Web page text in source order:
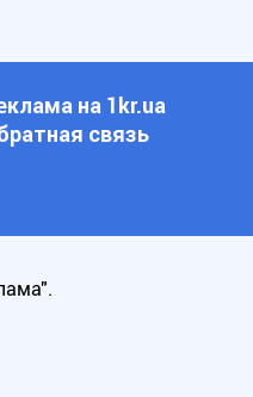
на 1kr.ua
связь